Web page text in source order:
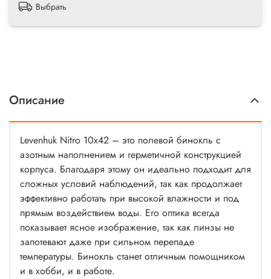
Выбрать
Описание
Levenhuk Nitro 10x42 – это полевой бинокль с
азотным наполнением и герметичной конструкцией
корпуса. Благодаря этому он идеально подходит для
сложных условий наблюдений, так как продолжает
эффективно работать при высокой влажности и под
прямым воздействием воды. Его оптика всегда
показывает ясное изображение, так как линзы не
запотевают даже при сильном перепаде
температуры. Бинокль станет отличным помощником
и в хобби, и в работе.